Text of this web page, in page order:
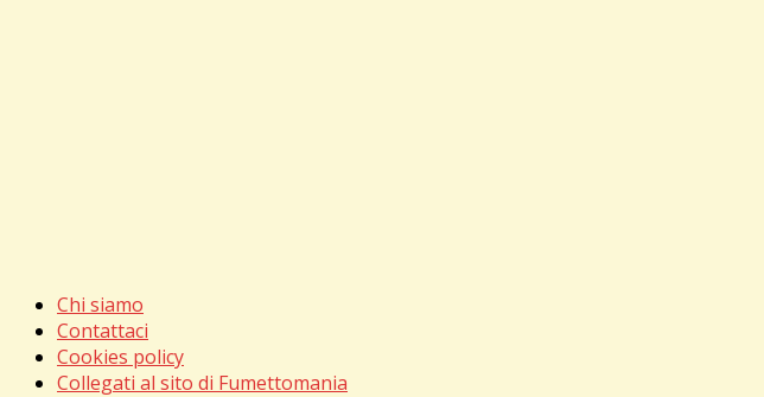
Chi siamo
Contattaci
Cookies policy
Collegati al sito di Fumettomania